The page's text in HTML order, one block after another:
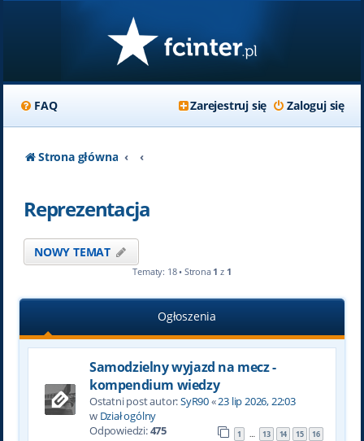
FAQ Zaloguj się
Zarejestruj się
Strona główna
Reprezentacja
NOWY TEMAT
Tematy: 18 • Strona 1 z 1
Ogłoszenia
Samodzielny wyjazd na mecz -
kompendium wiedzy
Ostatni post autor:SyR90«23 lip 2026, 22:03
w Dział ogólny
Odpowiedzi:475 1 … 13 14 15 16